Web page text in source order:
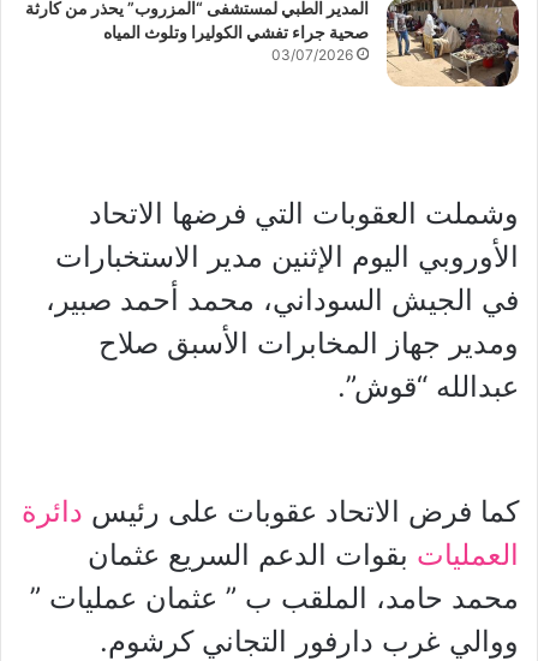
المدير الطبي لمستشفى “المزروب” يحذر من كارثة
صحية جراء تفشي الكوليرا وتلوث المياه
03/07/2026
وشملت العقوبات التي فرضها الاتحاد
الأوروبي اليوم الإثنين مدير الاستخبارات
في الجيش السوداني، محمد أحمد صبير،
ومدير جهاز المخابرات الأسبق صلاح
عبدالله “قوش”.
كما فرض الاتحاد عقوبات على رئيس دائرة
العمليات بقوات الدعم السريع عثمان
محمد حامد، الملقب ب ” عثمان عمليات ”
ووالي غرب دارفور التجاني كرشوم.